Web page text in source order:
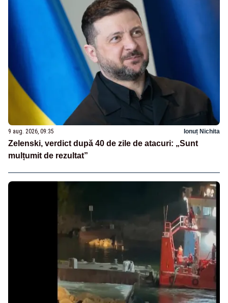
9 aug. 2026, 09:35 Ionuț Nichita
Zelenski, verdict după 40 de zile de atacuri: „Sunt
mulțumit de rezultat”